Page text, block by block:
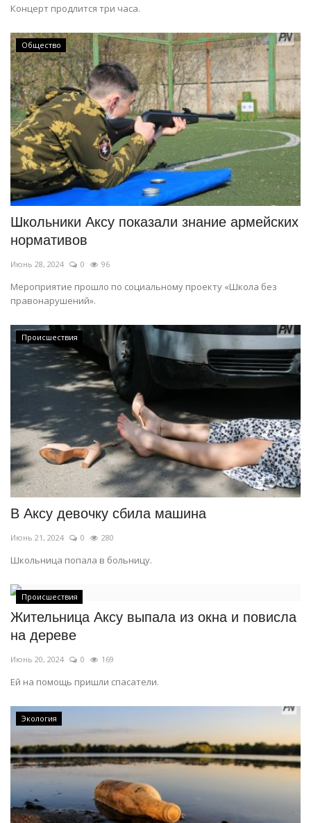
Концерт продлится три часа.
Общество
Школьники Аксу показали знание армейских
нормативов
Июнь 28, 2024 0 96
Мероприятие прошло по социальному проекту «Школа без
правонарушений».
Происшествия
В Аксу девочку сбила машина
Июнь 21, 2024 0 280
Школьница попала в больницу.
Происшествия
Жительница Аксу выпала из окна и повисла
на дереве
Июнь 20, 2024 0 169
Ей на помощь пришли спасатели.
Экология